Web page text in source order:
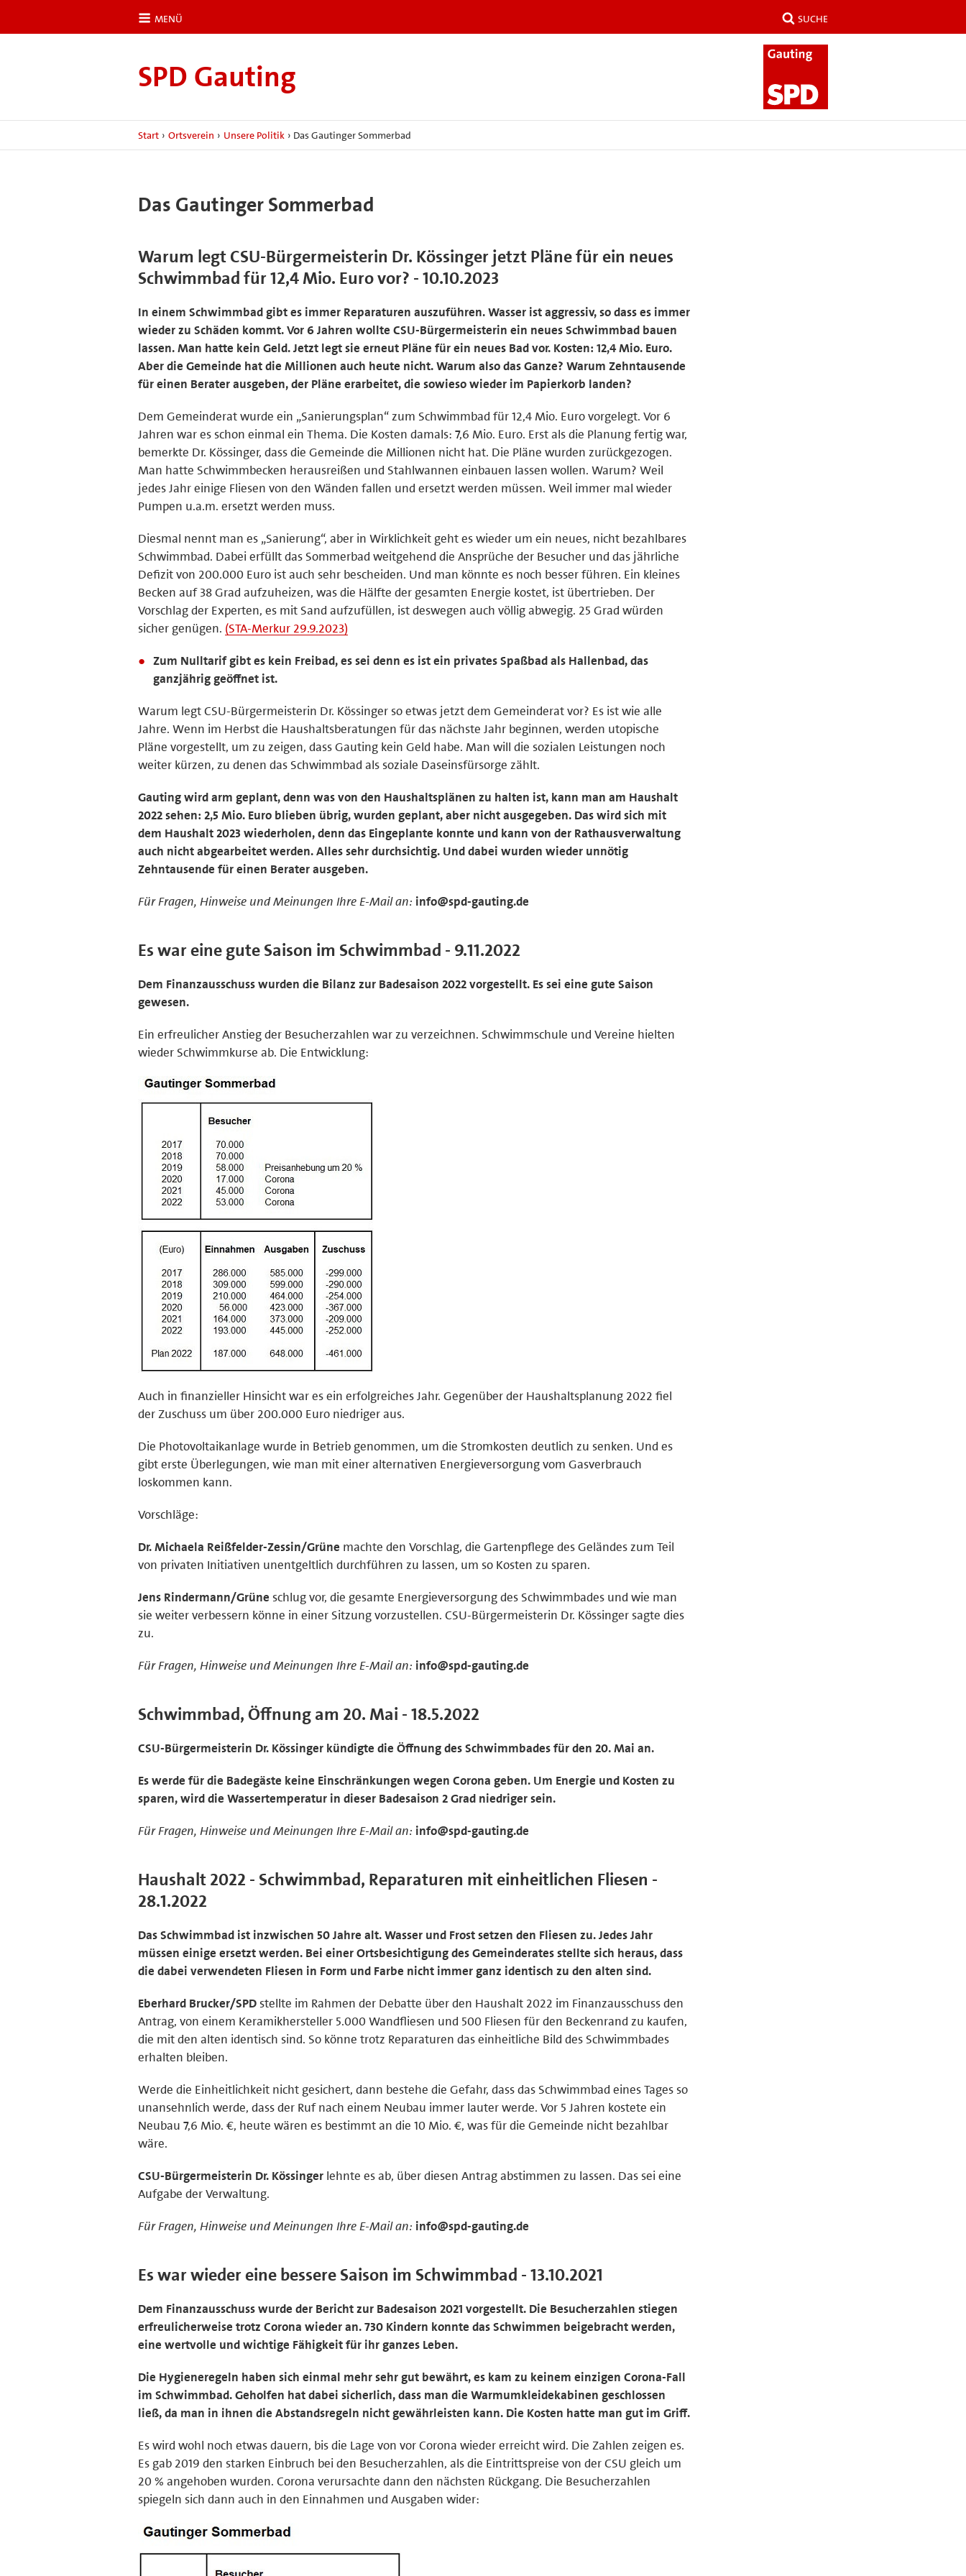
MENÜ SUCHE
SPD Gauting
Start › Ortsverein › Unsere Politik › Das Gautinger Sommerbad
Das Gautinger Sommerbad
Warum legt CSU-Bürgermeisterin Dr. Kössinger jetzt Pläne für ein neues
Schwimmbad für 12,4 Mio. Euro vor? - 10.10.2023
In einem Schwimmbad gibt es immer Reparaturen auszuführen. Wasser ist aggressiv, so dass es immer
wieder zu Schäden kommt. Vor 6 Jahren wollte CSU-Bürgermeisterin ein neues Schwimmbad bauen
lassen. Man hatte kein Geld. Jetzt legt sie erneut Pläne für ein neues Bad vor. Kosten: 12,4 Mio. Euro.
Aber die Gemeinde hat die Millionen auch heute nicht. Warum also das Ganze? Warum Zehntausende
für einen Berater ausgeben, der Pläne erarbeitet, die sowieso wieder im Papierkorb landen?
Dem Gemeinderat wurde ein „Sanierungsplan“ zum Schwimmbad für 12,4 Mio. Euro vorgelegt. Vor 6
Jahren war es schon einmal ein Thema. Die Kosten damals: 7,6 Mio. Euro. Erst als die Planung fertig war,
bemerkte Dr. Kössinger, dass die Gemeinde die Millionen nicht hat. Die Pläne wurden zurückgezogen.
Man hatte Schwimmbecken herausreißen und Stahlwannen einbauen lassen wollen. Warum? Weil
jedes Jahr einige Fliesen von den Wänden fallen und ersetzt werden müssen. Weil immer mal wieder
Pumpen u.a.m. ersetzt werden muss.
Diesmal nennt man es „Sanierung“, aber in Wirklichkeit geht es wieder um ein neues, nicht bezahlbares
Schwimmbad. Dabei erfüllt das Sommerbad weitgehend die Ansprüche der Besucher und das jährliche
Defizit von 200.000 Euro ist auch sehr bescheiden. Und man könnte es noch besser führen. Ein kleines
Becken auf 38 Grad aufzuheizen, was die Hälfte der gesamten Energie kostet, ist übertrieben. Der
Vorschlag der Experten, es mit Sand aufzufüllen, ist deswegen auch völlig abwegig. 25 Grad würden
sicher genügen. (STA-Merkur 29.9.2023)
Zum Nulltarif gibt es kein Freibad, es sei denn es ist ein privates Spaßbad als Hallenbad, das
ganzjährig geöffnet ist.
Warum legt CSU-Bürgermeisterin Dr. Kössinger so etwas jetzt dem Gemeinderat vor? Es ist wie alle
Jahre. Wenn im Herbst die Haushaltsberatungen für das nächste Jahr beginnen, werden utopische
Pläne vorgestellt, um zu zeigen, dass Gauting kein Geld habe. Man will die sozialen Leistungen noch
weiter kürzen, zu denen das Schwimmbad als soziale Daseinsfürsorge zählt.
Gauting wird arm geplant, denn was von den Haushaltsplänen zu halten ist, kann man am Haushalt
2022 sehen: 2,5 Mio. Euro blieben übrig, wurden geplant, aber nicht ausgegeben. Das wird sich mit
dem Haushalt 2023 wiederholen, denn das Eingeplante konnte und kann von der Rathausverwaltung
auch nicht abgearbeitet werden. Alles sehr durchsichtig. Und dabei wurden wieder unnötig
Zehntausende für einen Berater ausgeben.
Für Fragen, Hinweise und Meinungen Ihre E-Mail an: info@spd-gauting.de
Es war eine gute Saison im Schwimmbad - 9.11.2022
Dem Finanzausschuss wurden die Bilanz zur Badesaison 2022 vorgestellt. Es sei eine gute Saison
gewesen.
Ein erfreulicher Anstieg der Besucherzahlen war zu verzeichnen. Schwimmschule und Vereine hielten
wieder Schwimmkurse ab. Die Entwicklung:
Auch in finanzieller Hinsicht war es ein erfolgreiches Jahr. Gegenüber der Haushaltsplanung 2022 fiel
der Zuschuss um über 200.000 Euro niedriger aus.
Die Photovoltaikanlage wurde in Betrieb genommen, um die Stromkosten deutlich zu senken. Und es
gibt erste Überlegungen, wie man mit einer alternativen Energieversorgung vom Gasverbrauch
loskommen kann.
Vorschläge:
Dr. Michaela Reißfelder-Zessin/Grüne machte den Vorschlag, die Gartenpflege des Geländes zum Teil
von privaten Initiativen unentgeltlich durchführen zu lassen, um so Kosten zu sparen.
Jens Rindermann/Grüne schlug vor, die gesamte Energieversorgung des Schwimmbades und wie man
sie weiter verbessern könne in einer Sitzung vorzustellen. CSU-Bürgermeisterin Dr. Kössinger sagte dies
zu.
Für Fragen, Hinweise und Meinungen Ihre E-Mail an: info@spd-gauting.de
Schwimmbad, Öffnung am 20. Mai - 18.5.2022
CSU-Bürgermeisterin Dr. Kössinger kündigte die Öffnung des Schwimmbades für den 20. Mai an.
Es werde für die Badegäste keine Einschränkungen wegen Corona geben. Um Energie und Kosten zu
sparen, wird die Wassertemperatur in dieser Badesaison 2 Grad niedriger sein.
Für Fragen, Hinweise und Meinungen Ihre E-Mail an: info@spd-gauting.de
Haushalt 2022 - Schwimmbad, Reparaturen mit einheitlichen Fliesen -
28.1.2022
Das Schwimmbad ist inzwischen 50 Jahre alt. Wasser und Frost setzen den Fliesen zu. Jedes Jahr
müssen einige ersetzt werden. Bei einer Ortsbesichtigung des Gemeinderates stellte sich heraus, dass
die dabei verwendeten Fliesen in Form und Farbe nicht immer ganz identisch zu den alten sind.
Eberhard Brucker/SPD stellte im Rahmen der Debatte über den Haushalt 2022 im Finanzausschuss den
Antrag, von einem Keramikhersteller 5.000 Wandfliesen und 500 Fliesen für den Beckenrand zu kaufen,
die mit den alten identisch sind. So könne trotz Reparaturen das einheitliche Bild des Schwimmbades
erhalten bleiben.
Werde die Einheitlichkeit nicht gesichert, dann bestehe die Gefahr, dass das Schwimmbad eines Tages so
unansehnlich werde, dass der Ruf nach einem Neubau immer lauter werde. Vor 5 Jahren kostete ein
Neubau 7,6 Mio. €, heute wären es bestimmt an die 10 Mio. €, was für die Gemeinde nicht bezahlbar
wäre.
CSU-Bürgermeisterin Dr. Kössinger lehnte es ab, über diesen Antrag abstimmen zu lassen. Das sei eine
Aufgabe der Verwaltung.
Für Fragen, Hinweise und Meinungen Ihre E-Mail an: info@spd-gauting.de
Es war wieder eine bessere Saison im Schwimmbad - 13.10.2021
Dem Finanzausschuss wurde der Bericht zur Badesaison 2021 vorgestellt. Die Besucherzahlen stiegen
erfreulicherweise trotz Corona wieder an. 730 Kindern konnte das Schwimmen beigebracht werden,
eine wertvolle und wichtige Fähigkeit für ihr ganzes Leben.
Die Hygieneregeln haben sich einmal mehr sehr gut bewährt, es kam zu keinem einzigen Corona-Fall
im Schwimmbad. Geholfen hat dabei sicherlich, dass man die Warmumkleidekabinen geschlossen
ließ, da man in ihnen die Abstandsregeln nicht gewährleisten kann. Die Kosten hatte man gut im Griff.
Es wird wohl noch etwas dauern, bis die Lage von vor Corona wieder erreicht wird. Die Zahlen zeigen es.
Es gab 2019 den starken Einbruch bei den Besucherzahlen, als die Eintrittspreise von der CSU gleich um
20 % angehoben wurden. Corona verursachte dann den nächsten Rückgang. Die Besucherzahlen
spiegeln sich dann auch in den Einnahmen und Ausgaben wider: